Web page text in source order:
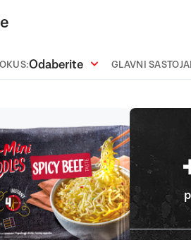
OKUS:Odaberite GLAVNI